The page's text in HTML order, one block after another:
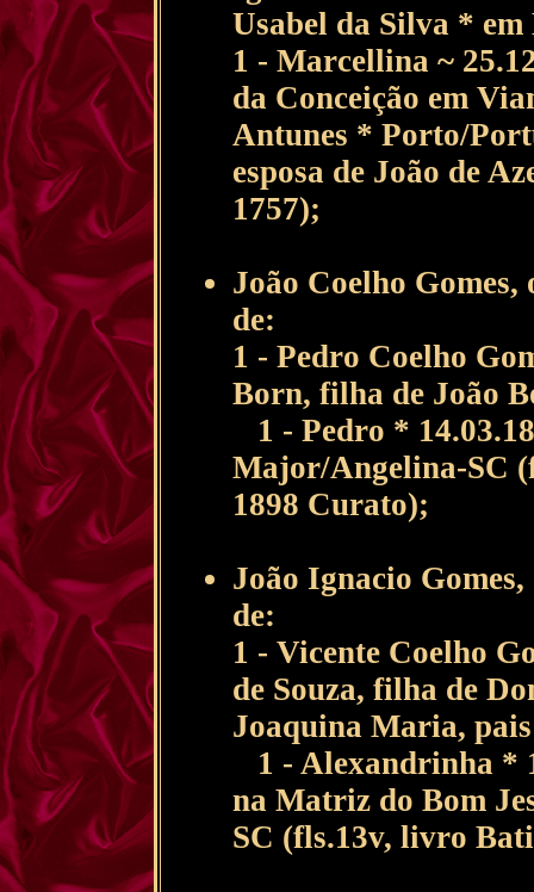
Usabel da Silva *
1 - Marcellina ~
da Conceição em
Antunes * Porto/
esposa de João de
1757);
João Coelho
de:
1 - Pedro Coelho
Born, filha de João
1 - Pedro *
Major/Angelina-SC
1898 Curato);
João Ignacio
de:
1 - Vicente Coelho
de Souza, filha de
Joaquina Maria,
1 - Alexandrinha *
na Matriz do Bom
SC (fls.13v, livro